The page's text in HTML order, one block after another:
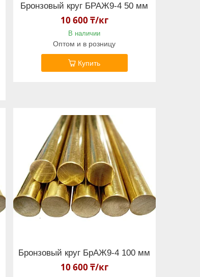
Бронзовый круг БРАЖ9-4 50 мм
10 600 ₸/кг
В наличии
Оптом и в розницу
Купить
Бронзовый круг БрАЖ9-4 100 мм
10 600 ₸/кг